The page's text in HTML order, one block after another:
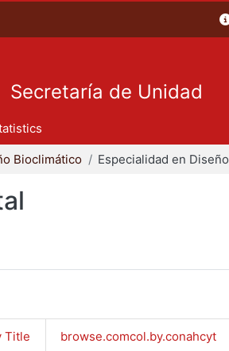
Secretaría de Unidad
Bioclimático
Title browse.comcol.by.conahcyt